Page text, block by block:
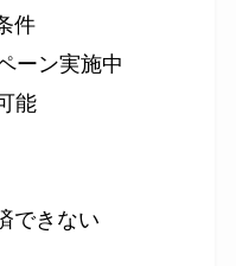
件
ーン実施中
能
できない